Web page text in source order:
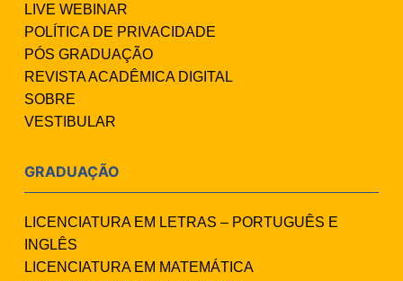
LIVE WEBINAR
POLÍTICA DE PRIVACIDADE
PÓS GRADUAÇÃO
REVISTA ACADÊMICA DIGITAL
SOBRE
VESTIBULAR
GRADUAÇÃO
LICENCIATURA EM LETRAS – PORTUGUÊS E
INGLÊS
LICENCIATURA EM MATEMÁTICA